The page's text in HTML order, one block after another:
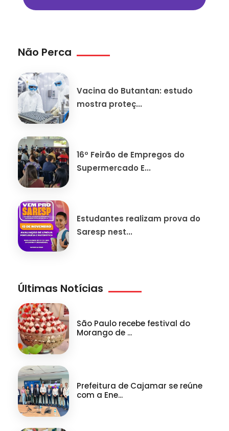
Não Perca
Vacina do Butantan: estudo
mostra proteç...
16º Feirão de Empregos do
Supermercado E...
Estudantes realizam prova do
Saresp nest...
Últimas Notícias
São Paulo recebe festival do
Morango de ...
Prefeitura de Cajamar se reúne
com a Ene...